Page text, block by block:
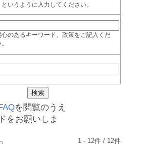
いうように入力してください。
のあるキーワード、政策をご記入くだ
を閲覧のうえ
をお願いしま
1 - 12件 / 12件